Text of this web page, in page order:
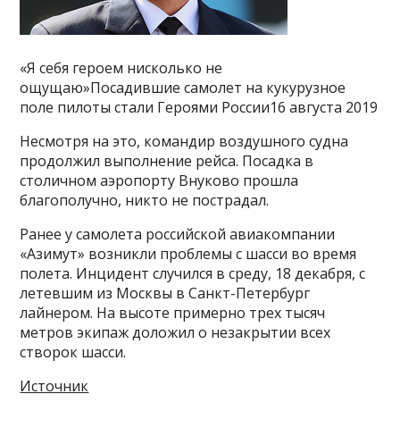
«Я себя героем нисколько не
ощущаю»Посадившие самолет на кукурузное
поле пилоты стали Героями России16 августа 2019
Несмотря на это, командир воздушного судна
продолжил выполнение рейса. Посадка в
столичном аэропорту Внуково прошла
благополучно, никто не пострадал.
Ранее у самолета российской авиакомпании
«Азимут» возникли проблемы с шасси во время
полета. Инцидент случился в среду, 18 декабря, с
летевшим из Москвы в Санкт-Петербург
лайнером. На высоте примерно трех тысяч
метров экипаж доложил о незакрытии всех
створок шасси.
Источник